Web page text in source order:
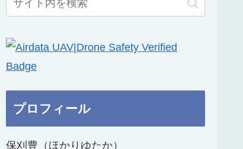
プロフィール
保刈豊（ほかりゆたか）